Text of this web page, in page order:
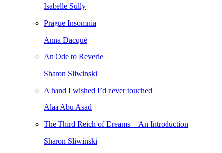
Isabelle Sully
Prague Insomnia
Anna Dacqué
An Ode to Reverie
Sharon Sliwinski
A hand I wished I’d never touched
Alaa Abu Asad
The Third Reich of Dreams – An Introduction
Sharon Sliwinski